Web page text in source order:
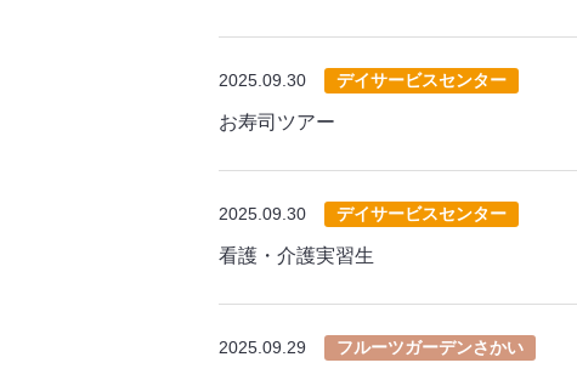
2025.09.30 デイサービスセンター
お寿司ツアー
2025.09.30 デイサービスセンター
看護・介護実習生
2025.09.29 フルーツガーデンさかい